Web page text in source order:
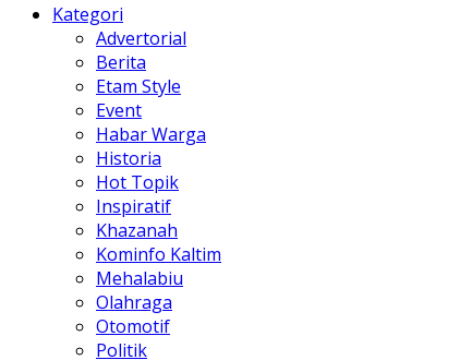
Kategori
Advertorial
Berita
Etam Style
Event
Habar Warga
Historia
Hot Topik
Inspiratif
Khazanah
Kominfo Kaltim
Mehalabiu
Olahraga
Otomotif
Politik